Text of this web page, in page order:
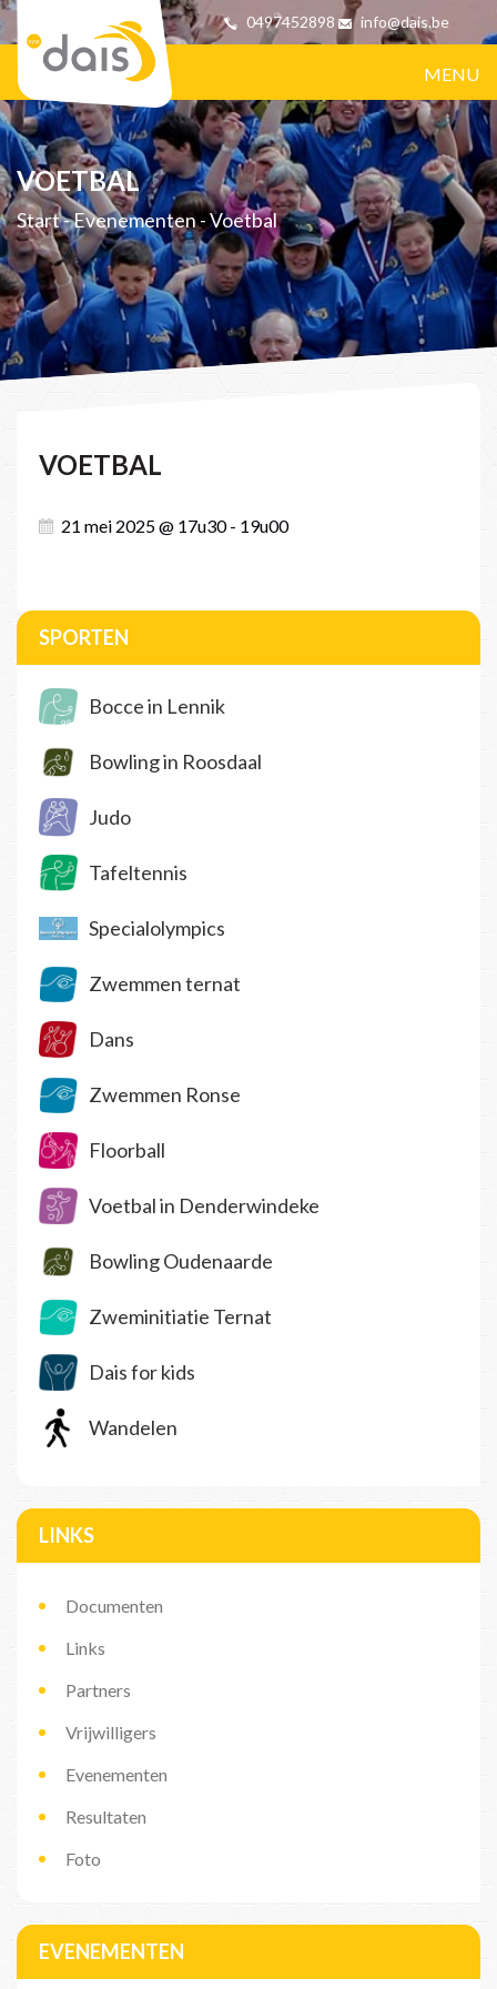
0497452898 info@dais.be
MENU
VOETBAL
Start-Evenementen-Voetbal
VOETBAL
21 mei 2025 @ 17u30 - 19u00
SPORTEN
Bocce in Lennik
Bowling in Roosdaal
Judo
Tafeltennis
Specialolympics
Zwemmen ternat
Dans
Zwemmen Ronse
Floorball
Voetbal in Denderwindeke
Bowling Oudenaarde
Zweminitiatie Ternat
Dais for kids
Wandelen
LINKS
Documenten
Links
Partners
Vrijwilligers
Evenementen
Resultaten
Foto
EVENEMENTEN